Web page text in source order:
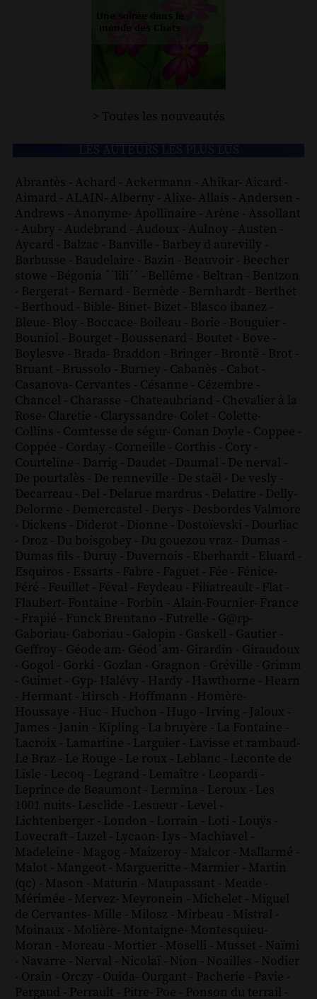
> Toutes les nouveautés
Abrantès - Achard - Ackermann - Ahikar- Aicard -
Aimard - ALAIN- Alberny - Alixe- Allais - Andersen -
Andrews - Anonyme- Apollinaire - Arène - Assollant
- Aubry - Audebrand - Audoux - Aulnoy - Austen -
Aycard - Balzac - Banville - Barbey d aurevilly -
Barbusse - Baudelaire - Bazin - Beauvoir - Beecher
stowe - Bégonia ´´lili´´ - Bellême - Beltran - Bentzon
- Bergerat - Bernard - Bernède - Bernhardt - Berthet
- Berthoud - Bible- Binet- Bizet - Blasco ibanez -
Bleue- Bloy - Boccace- Boileau - Borie - Bouguier -
Bouniol - Bourget - Boussenard - Boutet - Bove -
Boylesve - Brada- Braddon - Bringer - Brontë - Brot -
Bruant - Brussolo - Burney - Cabanès - Cabot -
Casanova- Cervantes - Césanne - Cézembre -
Chancel - Charasse - Chateaubriand - Chevalier à la
Rose- Claretie - Claryssandre- Colet - Colette-
Collins - Comtesse de ségur- Conan Doyle - Coppee -
Coppée - Corday - Corneille - Corthis - Cory -
Courteline - Darrig - Daudet - Daumal - De nerval -
De pourtalès - De renneville - De staël - De vesly -
Decarreau - Del - Delarue mardrus - Delattre - Delly-
Delorme - Demercastel - Derys - Desbordes Valmore
- Dickens - Diderot - Dionne - Dostoïevski - Dourliac
- Droz - Du boisgobey - Du gouezou vraz - Dumas -
Dumas fils - Duruy - Duvernois - Eberhardt - Eluard -
Esquiros - Essarts - Fabre - Faguet - Fée - Fénice-
Féré - Feuillet - Féval - Feydeau - Filiatreault - Flat -
Flaubert- Fontaine - Forbin - Alain-Fournier- France
- Frapié - Funck Brentano - Futrelle - G@rp-
Gaboriau- Gaboriau - Galopin - Gaskell - Gautier -
Geffroy - Géode am- Géod´am- Girardin - Giraudoux
- Gogol - Gorki - Gozlan - Gragnon - Gréville - Grimm
- Guimet - Gyp- Halévy - Hardy - Hawthorne - Hearn
- Hermant - Hirsch - Hoffmann - Homère-
Houssaye - Huc - Huchon - Hugo - Irving - Jaloux -
James - Janin - Kipling - La bruyère - La Fontaine -
Lacroix - Lamartine - Larguier - Lavisse et rambaud-
Le Braz - Le Rouge - Le roux - Leblanc - Leconte de
Lisle - Lecoq - Legrand - Lemaître - Leopardi -
Leprince de Beaumont - Lermina - Leroux - Les
1001 nuits- Lesclide - Lesueur - Level -
Lichtenberger - London - Lorrain - Loti - Louÿs -
Lovecraft - Luzel - Lycaon- Lys - Machiavel -
Madeleine - Magog - Maizeroy - Malcor - Mallarmé -
Malot - Mangeot - Margueritte - Marmier - Martin
(qc) - Mason - Maturin - Maupassant - Meade -
Mérimée - Mervez- Meyronein - Michelet - Miguel
de Cervantes- Mille - Milosz - Mirbeau - Mistral -
Moinaux - Molière- Montaigne- Montesquieu-
Moran - Moreau - Mortier - Moselli - Musset - Naïmi
- Navarre - Nerval - Nicolaï - Nion - Noailles - Nodier
- Orain - Orczy - Ouida- Ourgant - Pacherie - Pavie -
Pergaud - Perrault - Pitre- Poe - Ponson du terrail -